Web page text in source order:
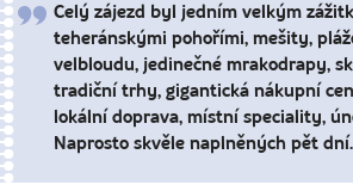
Celý zájezd byl jedním velkým
teheránskými pohořími, mešity,
velbloudu, jedinečné mrakodrapy,
tradiční trhy, gigantická nákupní
lokální doprava, místní speciality,
Naprosto skvěle naplněných pět dní.